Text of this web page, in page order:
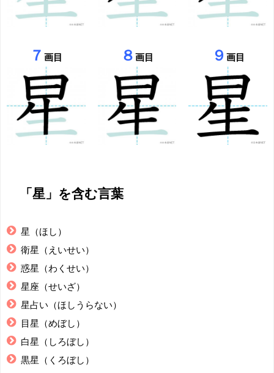
７画目 ８ 画目 ９ 画目
「星」を含む言葉
星（ほし）
衛星（えいせい）
惑星（わくせい）
星座（せいざ）
星占い（ほしうらない）
目星（めぼし）
白星（しろぼし）
黒星（くろぼし）